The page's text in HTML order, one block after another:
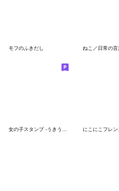
モフのふきだし
女の子スタンプ -うきうきの冬-